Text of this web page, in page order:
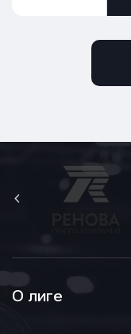
О лиге